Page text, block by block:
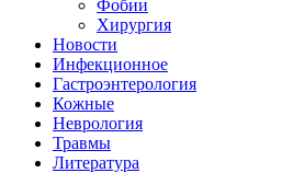
Фобии
Хирургия
Новости
Инфекционное
Гастроэнтерология
Кожные
Неврология
Травмы
Литература